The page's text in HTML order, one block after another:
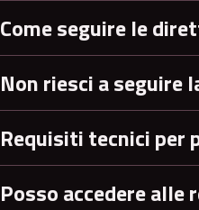
Come seguire le
Non riesci a seguire
Requisiti tecnici per
Posso accedere alle